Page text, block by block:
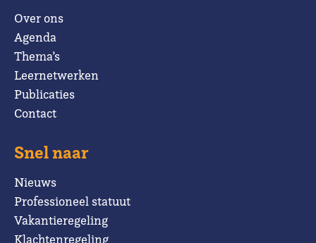
Over ons
Agenda
Thema’s
Leernetwerken
Publicaties
Contact
Snel naar
Nieuws
Professioneel statuut
Vakantieregeling
Klachtenregeling